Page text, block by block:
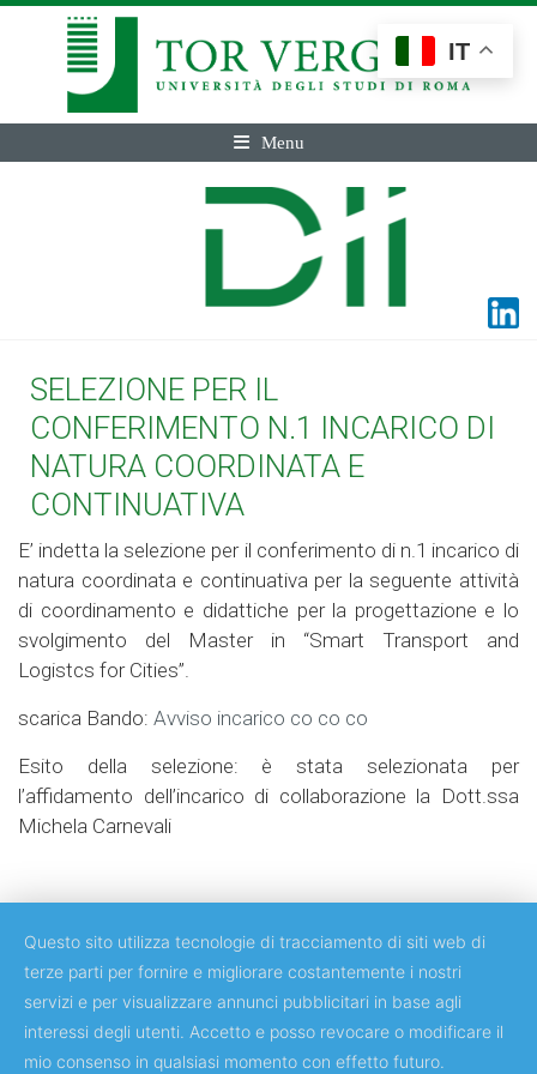
Menu
SELEZIONE PER IL
CONFERIMENTO N.1 INCARICO DI
NATURA COORDINATA E
CONTINUATIVA
E’ indetta la selezione per il conferimento di n.1 incarico di
natura coordinata e continuativa per la seguente attività
di coordinamento e didattiche per la progettazione e lo
svolgimento del Master in “Smart Transport and
Logistcs for Cities”.
scarica Bando: Avviso incarico co co co
Esito della selezione: è stata selezionata per
l’affidamento dell’incarico di collaborazione la Dott.ssa
Michela Carnevali
Copyright © 2018 Università degli Studi di Roma Tor Vergata
IT
Questo sito utilizza tecnologie di tracciamento di siti web di
terze parti per fornire e migliorare costantemente i nostri
servizi e per visualizzare annunci pubblicitari in base agli
interessi degli utenti. Accetto e posso revocare o modificare il
mio consenso in qualsiasi momento con effetto futuro.